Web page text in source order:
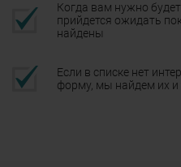
Когда вам нужно
прийдется ожидать
найдены
Если в списке нет
форму, мы найдем их